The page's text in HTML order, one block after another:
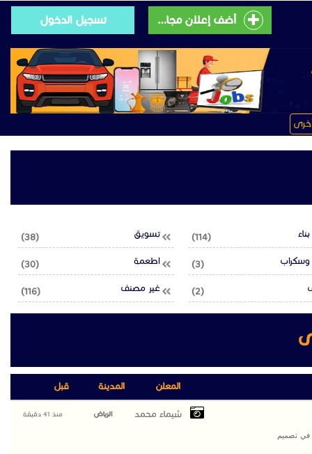
أضف إعلان مجانى تسجيل الدخول
(114)
(38) تسويق
(3) وسكراب (30) اطعمة
(2)
(116) غير مصنف
المعلن المدينة قبل
في تصميم
شيماء محمد الرياض منذ 41 دقيقة